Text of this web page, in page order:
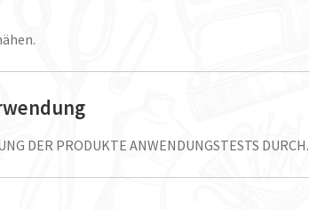
DER PRODUKTE ANWENDUNGSTESTS DURCH.